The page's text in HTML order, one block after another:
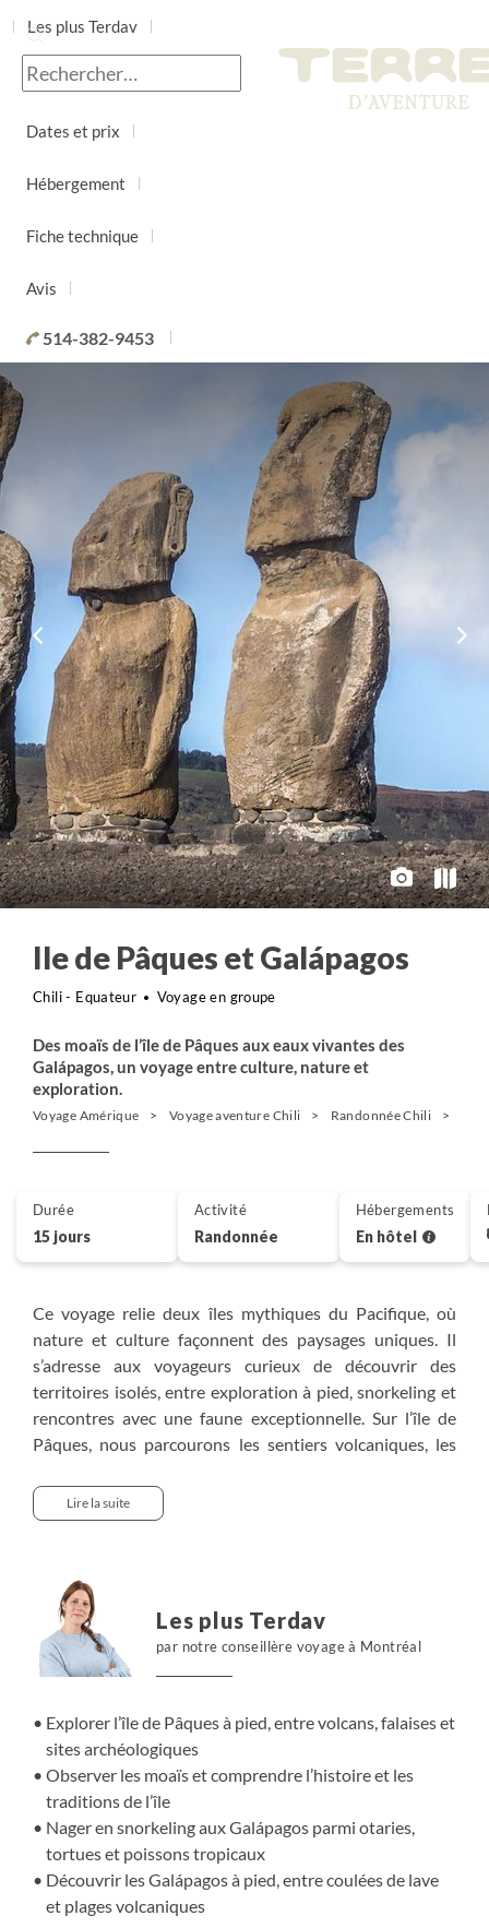
Les plus Terdav
Jour par jour
Dates et prix
Hébergement
Fiche technique
Avis
514-382-9453
Ile de Pâques et Galápagos
Chili - Equateur Voyage en groupe
Des moaïs de l’île de Pâques aux eaux vivantes des
Galápagos, un voyage entre culture, nature et
exploration.
Voyage Amérique Voyage aventure Chili Randonnée Chili
Ce voyage relie deux îles mythiques du Pacifique, où
nature et culture façonnent des paysages uniques. Il
s’adresse aux voyageurs curieux de découvrir des
territoires isolés, entre exploration à pied, snorkeling et
rencontres avec une faune exceptionnelle. Sur l’île de
Pâques, nous parcourons les sentiers volcaniques, les
d’une civilisation ancienne. Chaque site révèle une
nouvelle facette de l’île et de ses traditions. Plus au nord,
de lave et eaux limpides, nous observons tortues
géantes, otaries, manchots et oiseaux marins. À pied et
dans l’eau, nous découvrons un archipel vivant, façonné
par les forces naturelles.
Lire la suite
Les plus Terdav
par notre conseillère voyage à Montréal
Explorer l’île de Pâques à pied, entre volcans, falaises et
sites archéologiques
Observer les moaïs et comprendre l’histoire et les
traditions de l’île
Nager en snorkeling aux Galápagos parmi otaries,
tortues et poissons tropicaux
Découvrir les Galápagos à pied, entre coulées de lave
et plages volcaniques
Durée
15 jours
Activité
Randonnée
Hébergements
En hôtel